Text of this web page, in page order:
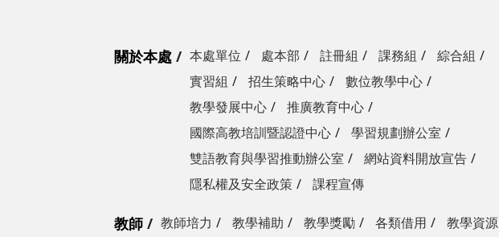
關於本處 本處單位 處本部 註冊組 課務組
綜合組
實習組
招生策略中心
數位教學中心
教學發展中心
推廣教育中心
國際高教培訓暨認證中心
學習規劃辦公室
雙語教育與學習推動辦公室
網站資料開放宣告
隱私權及安全政策
課程宣傳
教師 教師培力 教學補助 教學獎勵 各類借用 教學資源